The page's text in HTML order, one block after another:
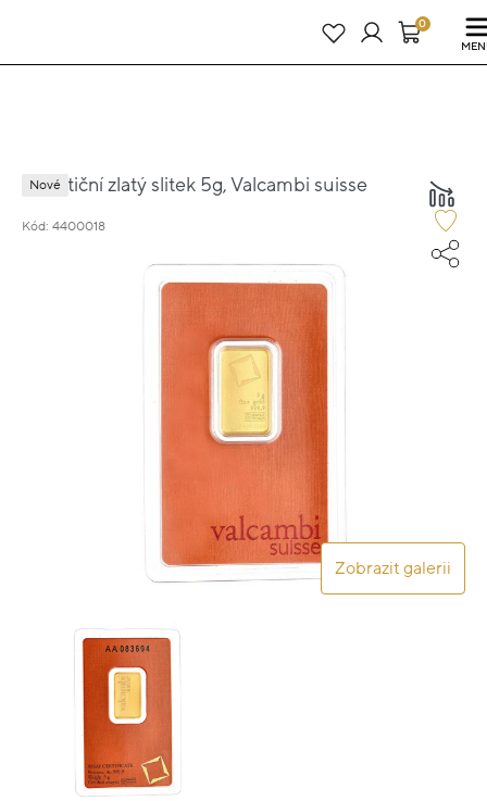
25 dní : 9h : 22m : 08s0
Investiční zlatý slitek 5g, Valcambi suisse
Kód: 4400018
Zobrazit galerii
Nové